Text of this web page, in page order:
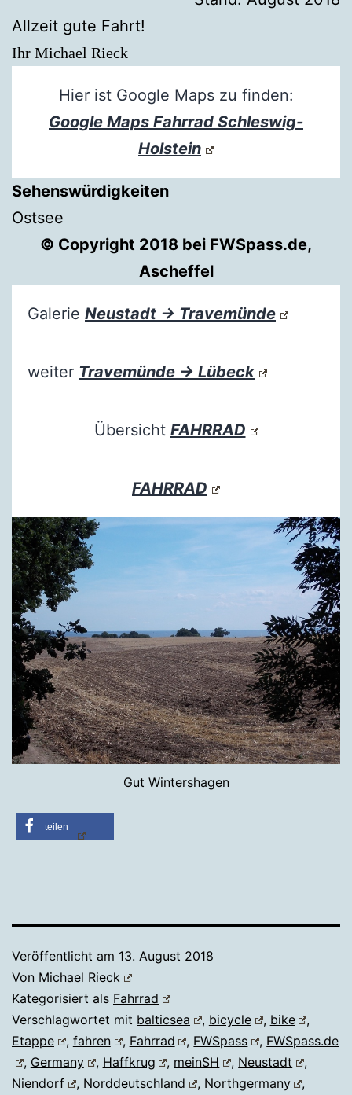
Allzeit gute Fahrt!
Ihr Michael Rieck
Hier ist Google Maps zu finden:
Google Maps Fahrrad Schleswig-
Holstein
Sehenswürdigkeiten
Ostsee
© Copyright 2018 bei FWSpass.de,
Ascheffel
Galerie Neustadt → Travemünde
weiter Travemünde → Lübeck
Übersicht FAHRRAD
FAHRRAD
Gut Wintershagen
teilen
Veröffentlicht am 13. August 2018
Von Michael Rieck
Kategorisiert als Fahrrad
Verschlagwortet mit balticsea , bicycle , bike
,
Etappe
, fahren , Fahrrad , FWSpass , FWSpass.de
, Germany , Haffkrug , meinSH , Neustadt
,
Niendorf
, Norddeutschland , Northgermany
,